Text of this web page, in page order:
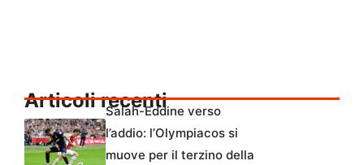
Articoli recenti
Salah-Eddine verso
l’addio: l’Olympiacos si
muove per il terzino della